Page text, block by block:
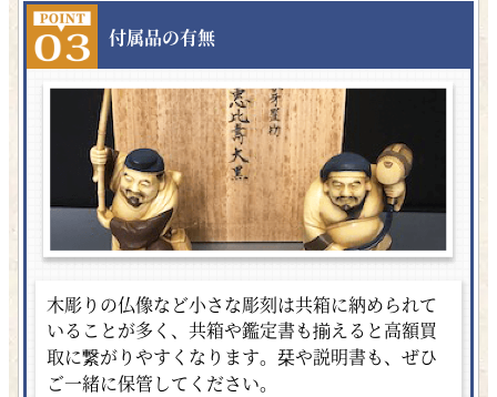
付属品の有無
木彫りの仏像など小さな彫刻は共箱に納められて
いることが多く、共箱や鑑定書も揃えると高額買
取に繋がりやすくなります。栞や説明書も、ぜひ
ご一緒に保管してください。